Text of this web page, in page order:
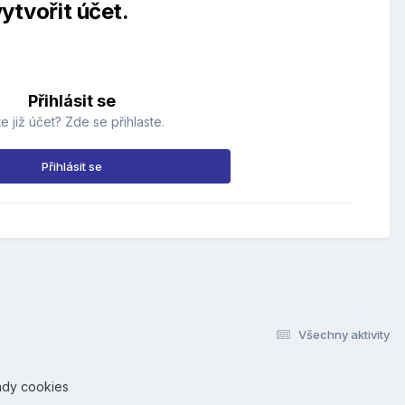
účet.
Přihlásit se
již účet? Zde se přihlaste.
Přihlásit se
Všechny aktivity
cookies